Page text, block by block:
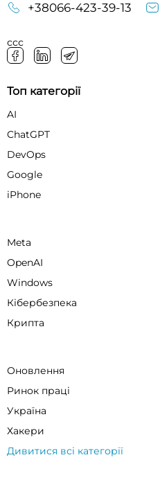
+38066-423-39-13
ссс
Топ категорії
AI
ChatGPT
DevOps
Google
iPhone
Meta
OpenAI
Windows
Кібербезпека
Крипта
Оновлення
Ринок праці
Україна
Хакери
Дивитися всі категорії